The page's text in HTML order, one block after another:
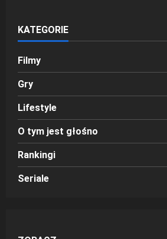
KATEGORIE
Filmy
Gry
Lifestyle
O tym jest głośno
Rankingi
Seriale